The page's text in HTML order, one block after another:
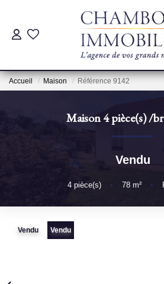
ACHAT
Pré-Estimation
Accueil Maison Référence 9142
Maison 4 pièce(s)/br
Vendu
4 pièce(s) • 78 m² •
Vendu Vendu